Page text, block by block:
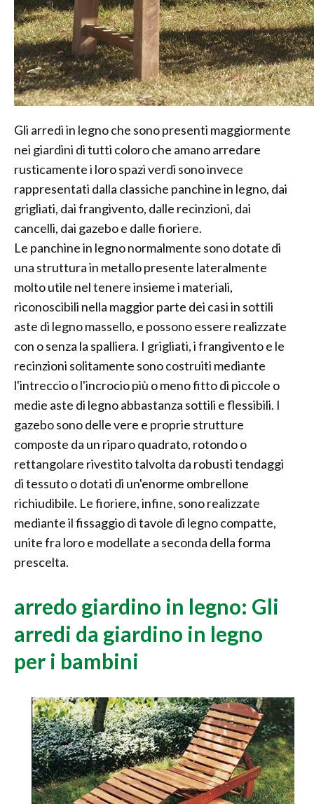
Gli arredi in legno che sono presenti maggiormente
nei giardini di tutti coloro che amano arredare
rusticamente i loro spazi verdi sono invece
rappresentati dalla classiche panchine in legno, dai
grigliati, dai frangivento, dalle recinzioni, dai
cancelli, dai gazebo e dalle fioriere.
Le panchine in legno normalmente sono dotate di
una struttura in metallo presente lateralmente
molto utile nel tenere insieme i materiali,
riconoscibili nella maggior parte dei casi in sottili
aste di legno massello, e possono essere realizzate
con o senza la spalliera. I grigliati, i frangivento e le
recinzioni solitamente sono costruiti mediante
l'intreccio o l'incrocio più o meno fitto di piccole o
medie aste di legno abbastanza sottili e flessibili. I
gazebo sono delle vere e proprie strutture
composte da un riparo quadrato, rotondo o
rettangolare rivestito talvolta da robusti tendaggi
di tessuto o dotati di un'enorme ombrellone
richiudibile. Le fioriere, infine, sono realizzate
mediante il fissaggio di tavole di legno compatte,
unite fra loro e modellate a seconda della forma
prescelta.
arredo giardino in legno: Gli
arredi da giardino in legno
per i bambini